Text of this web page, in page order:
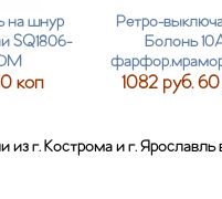
на шнур
SQ1806-
коп
Ретро-
Болонь
1082 руб.
из г. Кострома и г.